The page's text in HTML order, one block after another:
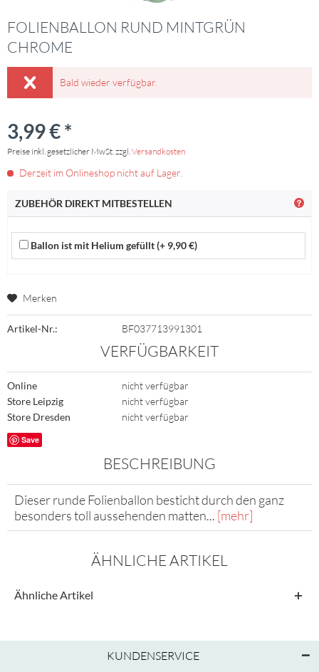
FOLIENBALLON RUND MINTGRÜN
CHROME
Bald wieder verfügbar.
3,99 € *
Preise inkl. gesetzlicher MwSt. zzgl.Versandkosten
Derzeit im Onlineshop nicht auf Lager.
ZUBEHÖR DIREKT MITBESTELLEN
Ballon ist mit Helium gefüllt (+ 9,90 €)
Merken
Artikel-Nr.: BF037713991301
VERFÜGBARKEIT
Online
nicht verfügbar
Store Leipzig
nicht verfügbar
Store Dresden
nicht verfügbar
Save
BESCHREIBUNG
Dieser runde Folienballon besticht durch den ganz
besonders toll aussehenden matten... [mehr]
ÄHNLICHE ARTIKEL
Ähnliche Artikel
KUNDENSERVICE